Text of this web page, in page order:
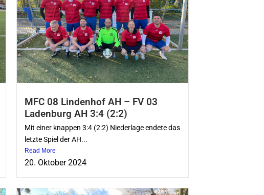
MFC 08 Lindenhof AH – FV 03
Ladenburg AH 3:4 (2:2)
Mit einer knappen 3:4 (2:2) Niederlage endete das
letzte Spiel der AH...
Read More
20. Oktober 2024